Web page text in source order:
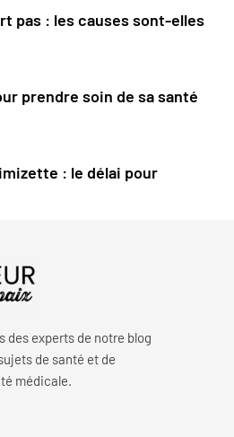
pas : les causes sont-elles
prendre soin de sa santé
: le délai pour
des experts de notre blog
de santé et de
médicale.